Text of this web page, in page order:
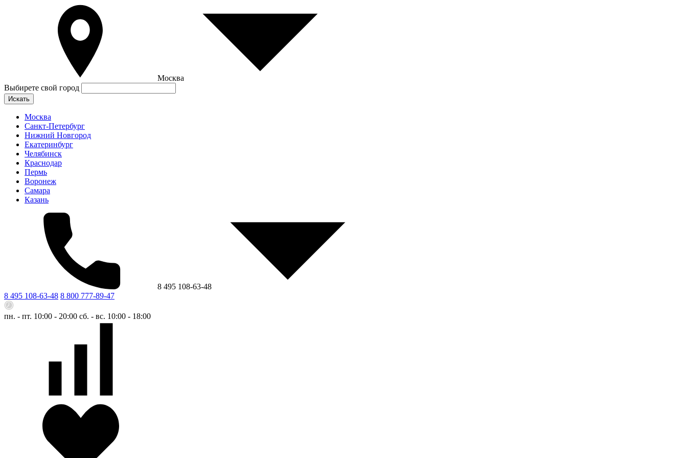
Москва
Выбирете свой город
Искать
Москва
Санкт-Петербург
Нижний Новгород
Екатеринбург
Челябинск
Краснодар
Пермь
Воронеж
Самара
Казань
8 495 108-63-48
8 495 108-63-48 8 800 777-89-47
пн. - пт. 10:00 - 20:00 сб. - вс. 10:00 - 18:00